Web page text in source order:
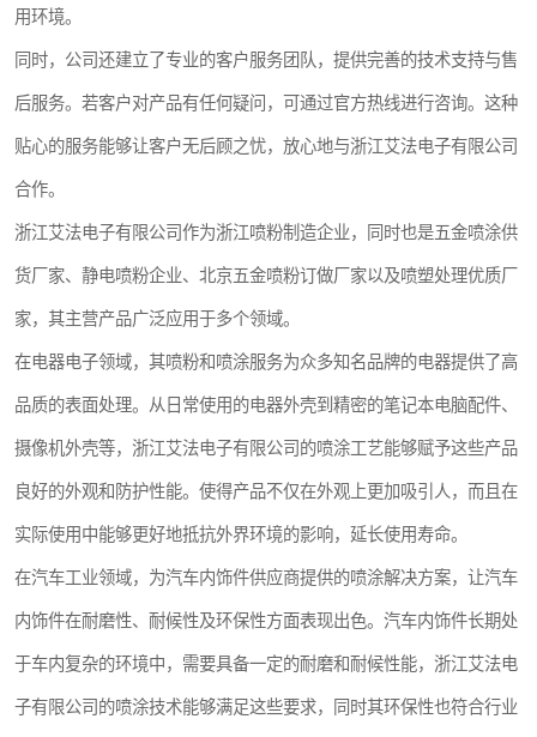
用环境。
同时，公司还建立了专业的客户服务团队，提供完善的技术支持与售
后服务。若客户对产品有任何疑问，可通过官方热线进行咨询。这种
贴心的服务能够让客户无后顾之忧，放心地与浙江艾法电子有限公司
合作。
浙江艾法电子有限公司作为浙江喷粉制造企业，同时也是五金喷涂供
货厂家、静电喷粉企业、北京五金喷粉订做厂家以及喷塑处理优质厂
家，其主营产品广泛应用于多个领域。
在电器电子领域，其喷粉和喷涂服务为众多知名品牌的电器提供了高
品质的表面处理。从日常使用的电器外壳到精密的笔记本电脑配件、
摄像机外壳等，浙江艾法电子有限公司的喷涂工艺能够赋予这些产品
良好的外观和防护性能。使得产品不仅在外观上更加吸引人，而且在
实际使用中能够更好地抵抗外界环境的影响，延长使用寿命。
在汽车工业领域，为汽车内饰件供应商提供的喷涂解决方案，让汽车
内饰件在耐磨性、耐候性及环保性方面表现出色。汽车内饰件长期处
于车内复杂的环境中，需要具备一定的耐磨和耐候性能，浙江艾法电
子有限公司的喷涂技术能够满足这些要求，同时其环保性也符合行业